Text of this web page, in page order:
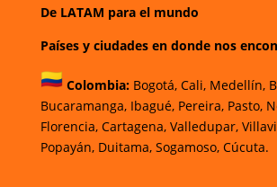
De LATAM para el mundo
Países y ciudades en donde nos
Colombia: Bogotá,Cali, Medellín,
Bucaramanga,Ibagué,Pereira,Pasto,
Florencia, Cartagena, Valledupar,
Popayán, Duitama, Sogamoso, Cúcuta.